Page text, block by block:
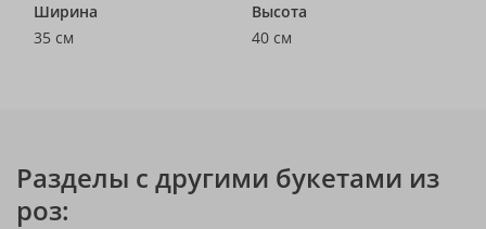
Ширина
35 см
Высота
40 см
Разделы с другими букетами из
роз: